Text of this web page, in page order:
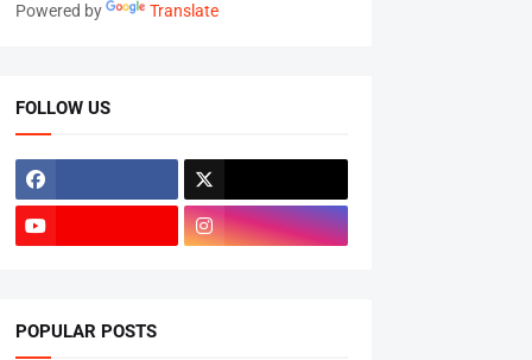
Powered by Translate
FOLLOW US
POPULAR POSTS